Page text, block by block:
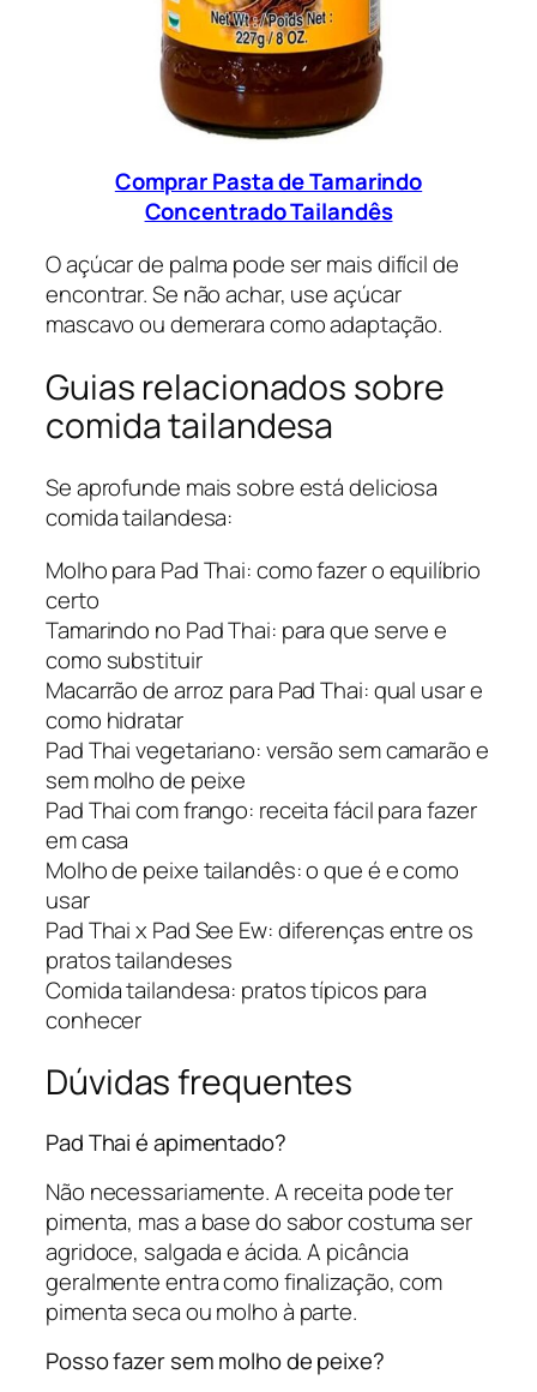
Comprar Pasta de Tamarindo
Concentrado Tailandês
O açúcar de palma pode ser mais difícil de
encontrar. Se não achar, use açúcar
mascavo ou demerara como adaptação.
Guias relacionados sobre
comida tailandesa
Se aprofunde mais sobre está deliciosa
comida tailandesa:
Molho para Pad Thai: como fazer o equilíbrio
certo
Tamarindo no Pad Thai: para que serve e
como substituir
Macarrão de arroz para Pad Thai: qual usar e
como hidratar
Pad Thai vegetariano: versão sem camarão e
sem molho de peixe
Pad Thai com frango: receita fácil para fazer
em casa
Molho de peixe tailandês: o que é e como
usar
Pad Thai x Pad See Ew: diferenças entre os
pratos tailandeses
Comida tailandesa: pratos típicos para
conhecer
Dúvidas frequentes
Pad Thai é apimentado?
Não necessariamente. A receita pode ter
pimenta, mas a base do sabor costuma ser
agridoce, salgada e ácida. A picância
geralmente entra como finalização, com
pimenta seca ou molho à parte.
Posso fazer sem molho de peixe?